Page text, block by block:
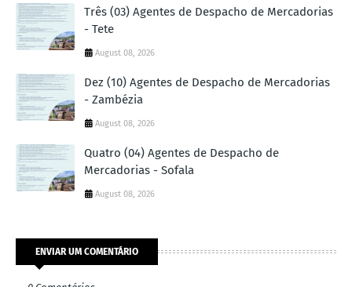
Três (03) Agentes de Despacho de Mercadorias
- Tete
August 08, 2026
Dez (10) Agentes de Despacho de Mercadorias
- Zambézia
August 08, 2026
Quatro (04) Agentes de Despacho de
Mercadorias - Sofala
August 08, 2026
ENVIAR UM COMENTÁRIO